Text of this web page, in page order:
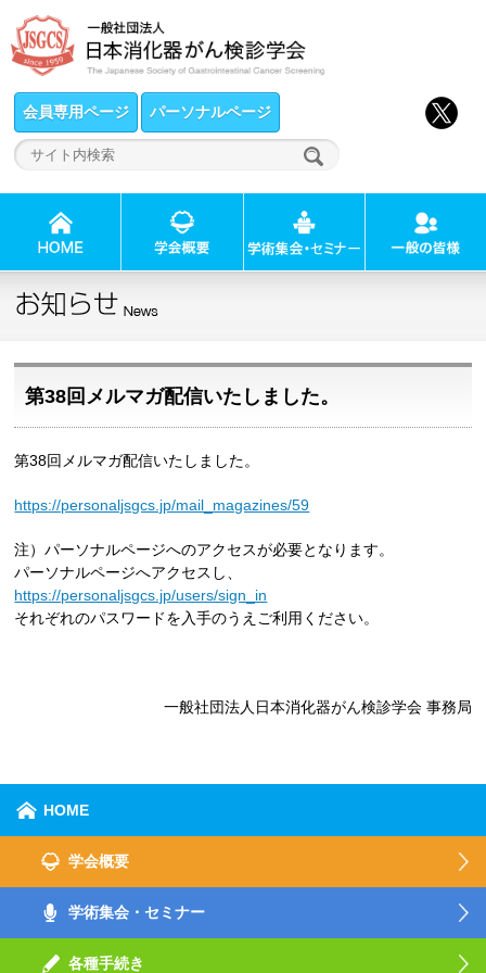
会員専用ページ パーソナルページ
第38回メルマガ配信いたしました。
第38回メルマガ配信いたしました。
https://personaljsgcs.jp/mail_magazines/59
注）パーソナルページへのアクセスが必要となります。
パーソナルページへアクセスし、
https://personaljsgcs.jp/users/sign_in
それぞれのパスワードを入手のうえご利用ください。
一般社団法人日本消化器がん検診学会 事務局
HOME
学会概要
学術集会・セミナー
各種手続き